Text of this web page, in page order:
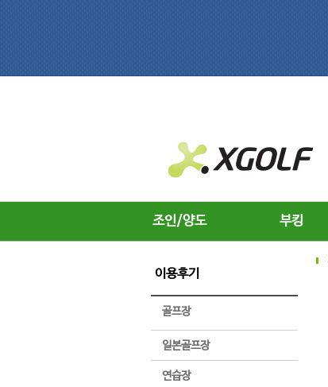
조인/양도 부킹
이용후기
골프장
일본골프장
연습장